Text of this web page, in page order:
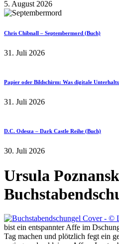
5. August 2026
Chris Chibnall – Septembermord (Buch)
31. Juli 2026
Papier oder Bildschirm: Was digitale
31. Juli 2026
D.C. Odesza – Dark Castle Reihe (Buch)
30. Juli 2026
Ursula
bist ein entspannter Affe im
Tag machen und plötzlich fegt ein